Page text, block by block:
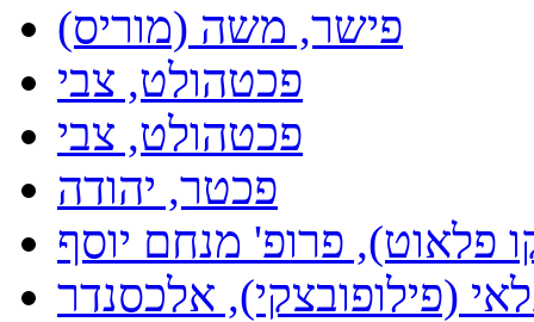
פישר, משה (מוריס)
פכטהולט, צבי
פכטהולט, צבי
פכטר, יהודה
פלאוט), פרופ' מנחם יוסף
(פילופובצקי), אלכסנדר